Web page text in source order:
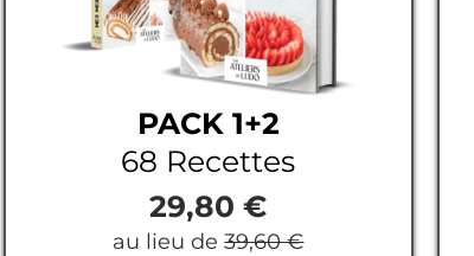
PACK 1+2
68 Recettes
29,80 €
au lieu de39,60 €